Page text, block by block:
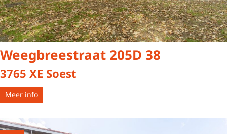
Weegbreestraat 205D 38
3765 XE Soest
Meer info